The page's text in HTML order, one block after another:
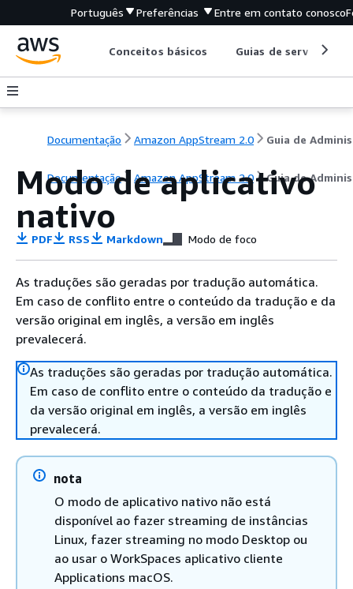
Português Preferências Entre em contato conosco
Conceitos básicos Guias de serviço
Documentação Amazon AppStream 2.0
Documentação Amazon AppStream 2.0 Guia de
Modo de aplicativo
nativo
PDF RSS Markdown Modo de foco
As traduções são geradas por tradução automática.
Em caso de conflito entre o conteúdo da tradução e da
versão original em inglês, a versão em inglês
prevalecerá.
As traduções são geradas por tradução automática.
Em caso de conflito entre o conteúdo da tradução e
da versão original em inglês, a versão em inglês
prevalecerá.
nota
O modo de aplicativo nativo não está
disponível ao fazer streaming de instâncias
Linux, fazer streaming no modo Desktop ou
ao usar o WorkSpaces aplicativo cliente
Applications macOS.